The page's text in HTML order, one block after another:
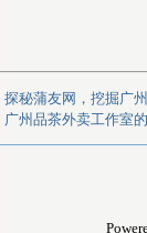
探秘蒲友网，挖掘广
广州品茶外卖工作室